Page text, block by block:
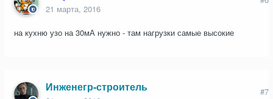
21 марта, 2016
на кухню узо на 30мА нужно - там нагрузки самые высокие
Инженегр-строитель #7